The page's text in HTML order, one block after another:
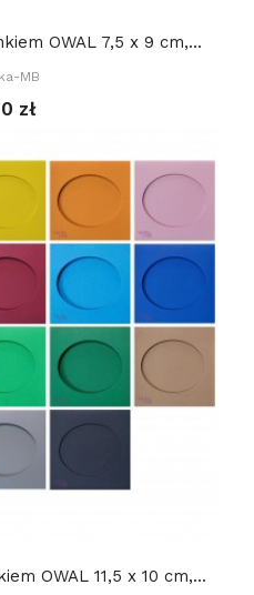
OWAL 7,5 x 9 cm,...
MB
zł
OWAL 11,5 x 10 cm,...